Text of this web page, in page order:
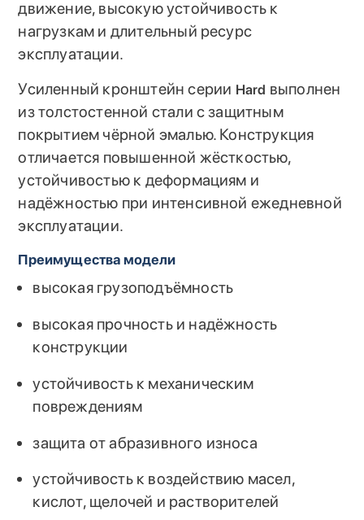
движение, высокую устойчивость к
нагрузкам и длительный ресурс
эксплуатации.
Усиленный кронштейн серии Hard выполнен
из толстостенной стали с защитным
покрытием чёрной эмалью. Конструкция
отличается повышенной жёсткостью,
устойчивостью к деформациям и
надёжностью при интенсивной ежедневной
эксплуатации.
Преимущества модели
высокая грузоподъёмность
высокая прочность и надёжность
конструкции
устойчивость к механическим
повреждениям
защита от абразивного износа
устойчивость к воздействию масел,
кислот, щелочей и растворителей